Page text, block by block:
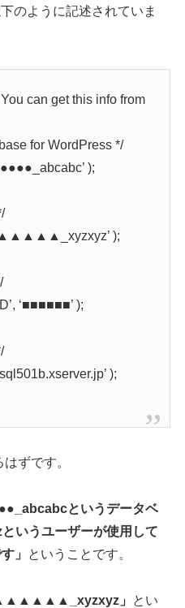
のように記述されていま
can get this info from
for WordPress */
);
);
‘■■■■■■’ );
);
ずです。
というデータベ
うユーザーが使用して
」
ということです。
」
とい